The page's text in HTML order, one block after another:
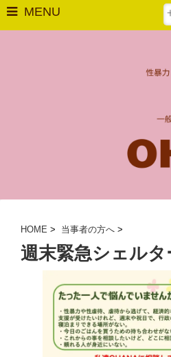
MENU
活動実績
年次報告
OHANAの活動
安心できる居場所
カウンセリングとトラウマ回復プロ
HOME > 当事者の方へ >
週末緊急シェルタ